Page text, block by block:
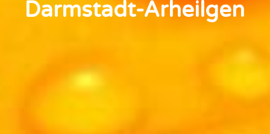
Darmstadt-Arheilgen